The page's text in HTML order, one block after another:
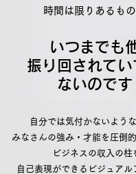
時間は限りあるも
いつまでも
振り回されてい
ないのです
自分では気付かないよう
みなさんの強み・才能を圧倒
ビジネスの収入の柱
自己表現ができるビジュアル